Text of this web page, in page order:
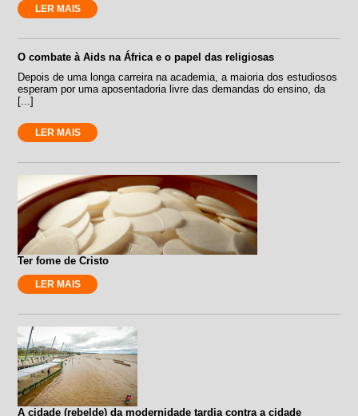
LER MAIS
O combate à Aids na África e o papel das religiosas
Depois de uma longa carreira na academia, a maioria dos estudiosos
esperam por uma aposentadoria livre das demandas do ensino, da
[...]
LER MAIS
Ter fome de Cristo
LER MAIS
A cidade (rebelde) da modernidade tardia contra a cidade